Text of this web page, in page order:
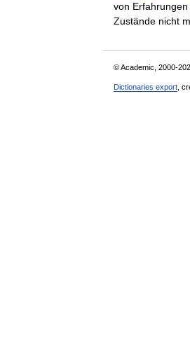
von
Zustände nicht
© Academic, 2000-
Dictionaries export ,